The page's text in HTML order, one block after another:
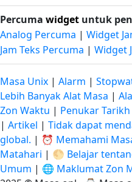
Percuma widget untuk
Analog Percuma | Widget
Jam Teks Percuma | Widget
Masa Unix | Alarm |
Lebih Banyak Alat Masa |
Zon Waktu | Penukar Tarikh
| Artikel | Tidak dapat
global. | ⏰ Memahami
Matahari | 🌕 Belajar
Umum | 🌐 Maklumat Zon